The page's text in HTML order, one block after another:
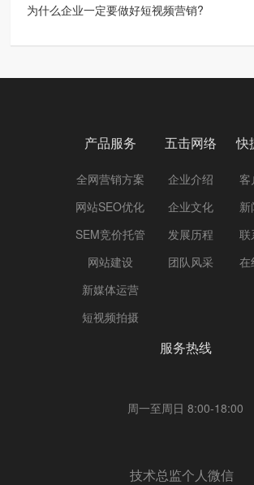
为什么企业一定要做好短视频营销?
产品服务
全网营销方案
网站SEO优化
SEM竞价托管
网站建设
新媒体运营
短视频拍摄
五击网络
企业介绍
企业文化
发展历程
团队风采
快
客
联
在
服务热线
周一至周日 8:00-18:00
技术总监个人微信